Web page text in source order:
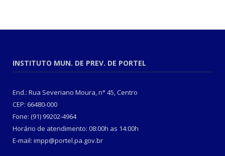
INSTITUTO MUN. DE PREV. DE PORTEL
End.: Rua Severiano Moura, n° 45, Centro
CEP: 66480-000
Fone: (91) 99202-4964
Horário de atendimento: 08:00h as 14:00h
E-mail: impp@portel.pa.gov.br